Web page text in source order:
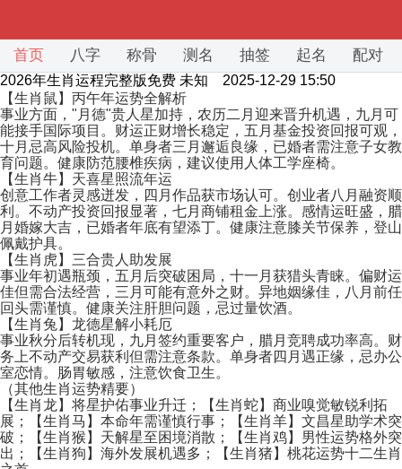
首页 八字 称骨 测名 抽签 起名 配对
2026年生肖运程完整版免费 未知 2025-12-29 15:50
【生肖鼠】丙午年运势全解析
事业方面，"月德"贵人星加持，农历二月迎来晋升机遇，九月可
能接手国际项目。财运正财增长稳定，五月基金投资回报可观，
十月忌高风险投机。单身者三月邂逅良缘，已婚者需注意子女教
育问题。健康防范腰椎疾病，建议使用人体工学座椅。
【生肖牛】天喜星照流年运
创意工作者灵感迸发，四月作品获市场认可。创业者八月融资顺
利。不动产投资回报显著，七月商铺租金上涨。感情运旺盛，腊
月婚嫁大吉，已婚者年底有望添丁。健康注意膝关节保养，登山
佩戴护具。
【生肖虎】三合贵人助发展
事业年初遇瓶颈，五月后突破困局，十一月获猎头青睐。偏财运
佳但需合法经营，三月可能有意外之财。异地姻缘佳，八月前任
回头需谨慎。健康关注肝胆问题，忌过量饮酒。
【生肖兔】龙德星解小耗厄
事业秋分后转机现，九月签约重要客户，腊月竞聘成功率高。财
务上不动产交易获利但需注意条款。单身者四月遇正缘，忌办公
室恋情。肠胃敏感，注意饮食卫生。
（其他生肖运势精要）
【生肖龙】将星护佑事业升迁；【生肖蛇】商业嗅觉敏锐利拓
展；【生肖马】本命年需谨慎行事；【生肖羊】文昌星助学术突
破；【生肖猴】天解星至困境消散；【生肖鸡】男性运势格外突
出；【生肖狗】海外发展机遇多；【生肖猪】桃花运势十二生肖